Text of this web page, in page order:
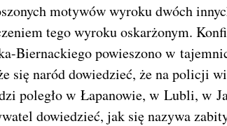
motywów wyroku dwóch
tego wyroku oskarżonym.
Biernackiego powieszono w
się naród dowiedzieć, że na policji
poległo w Łapanowie, w Lubli, w
dowiedzieć, jak się nazywa